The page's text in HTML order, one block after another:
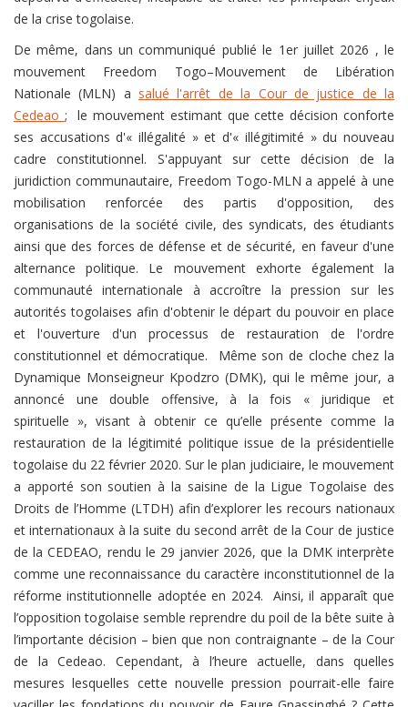
de la crise togolaise.
De même, dans un communiqué publié le 1er juillet 2026 , le
mouvement Freedom Togo–Mouvement de Libération
Nationale (MLN) a salué l'arrêt de la Cour de justice de la
Cedeao ; le mouvement estimant que cette décision conforte
ses accusations d'« illégalité » et d'« illégitimité » du nouveau
cadre constitutionnel. S'appuyant sur cette décision de la
juridiction communautaire, Freedom Togo-MLN a appelé à une
mobilisation renforcée des partis d'opposition, des
organisations de la société civile, des syndicats, des étudiants
ainsi que des forces de défense et de sécurité, en faveur d'une
alternance politique. Le mouvement exhorte également la
communauté internationale à accroître la pression sur les
autorités togolaises afin d'obtenir le départ du pouvoir en place
et l'ouverture d'un processus de restauration de l'ordre
constitutionnel et démocratique. Même son de cloche chez la
Dynamique Monseigneur Kpodzro (DMK), qui le même jour, a
annoncé une double offensive, à la fois « juridique et
spirituelle », visant à obtenir ce qu’elle présente comme la
restauration de la légitimité politique issue de la présidentielle
togolaise du 22 février 2020. Sur le plan judiciaire, le mouvement
a apporté son soutien à la saisine de la Ligue Togolaise des
Droits de l’Homme (LTDH) afin d’explorer les recours nationaux
et internationaux à la suite du second arrêt de la Cour de justice
de la CEDEAO, rendu le 29 janvier 2026, que la DMK interprète
comme une reconnaissance du caractère inconstitutionnel de la
réforme institutionnelle adoptée en 2024. Ainsi, il apparaît que
l’opposition togolaise semble reprendre du poil de la bête suite à
l’importante décision – bien que non contraignante – de la Cour
de la Cedeao. Cependant, à l’heure actuelle, dans quelles
mesures lesquelles cette nouvelle pression pourrait-elle faire